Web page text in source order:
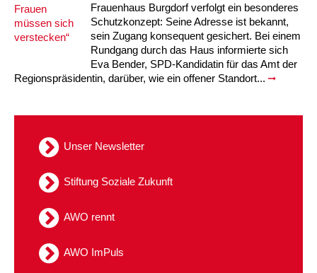
Kindertagesstätte Voltmerstraße
Kindertagesstätte Wiehbergstraße
Frauenhaus Burgdorf verfolgt ein besonderes
Schutzkonzept: Seine Adresse ist bekannt,
sein Zugang konsequent gesichert. Bei einem
Rundgang durch das Haus informierte sich
Eva Bender, SPD-Kandidatin für das Amt der
Regionspräsidentin, darüber, wie ein offener Standort...
Unser Newsletter
Stiftung Soziale Zukunft
AWO rennt
AWO ImPuls